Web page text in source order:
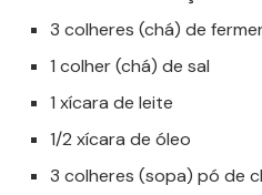
3 colheres (chá) de
1 colher (chá) de sal
1 xícara de leite
1/2 xícara de óleo
3 colheres (sopa) pó de